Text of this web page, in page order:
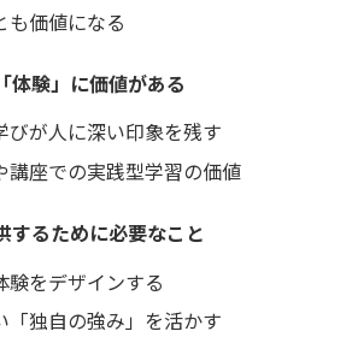
も価値になる
体験」に価値がある
びが人に深い印象を残す
講座での実践型学習の価値
するために必要なこと
験をデザインする
「独自の強み」を活かす